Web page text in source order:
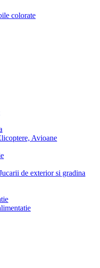
colorate
Avioane
de exterior si gradina